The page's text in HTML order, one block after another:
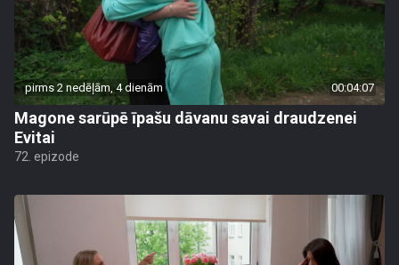
pirms 2 nedēļām, 4 dienām 00:04:07
Magone sarūpē īpašu dāvanu savai draudzenei
Evitai
72. epizode